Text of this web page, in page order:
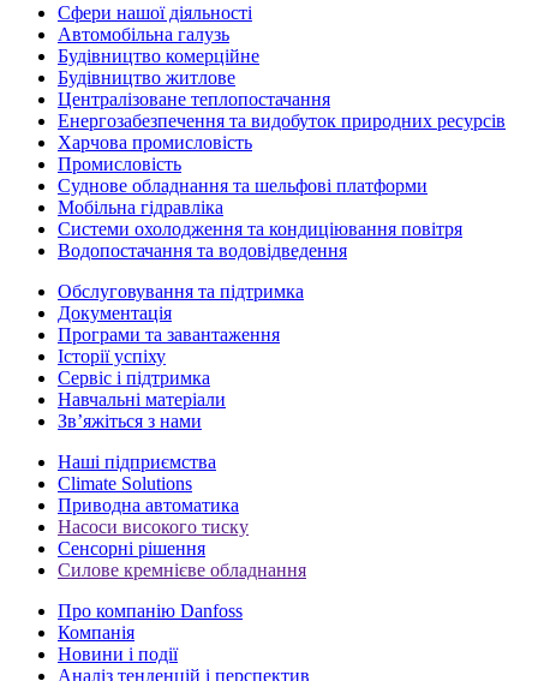
Сфери нашої діяльності
Автомобільна галузь
Будівництво комерційне
Будівництво житлове
Централізоване теплопостачання
Енергозабезпечення та видобуток природних ресурсів
Харчова промисловість
Промисловість
Суднове обладнання та шельфові платформи
Мобільна гідравліка
Системи охолодження та кондиціювання повітря
Водопостачання та водовідведення
Обслуговування та підтримка
Документація
Програми та завантаження
Історії успіху
Сервіс і підтримка
Навчальні матеріали
Зв’яжіться з нами
Наші підприємства
Climate Solutions
Приводна автоматика
Насоси високого тиску
Сенсорні рішення
Силове кремнієве обладнання
Про компанію Danfoss
Компанія
Новини і події
Аналіз тенденцій і перспектив